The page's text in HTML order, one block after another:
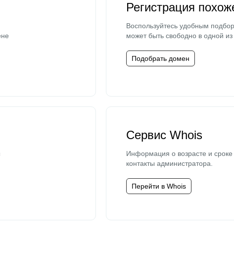
Регистрация
Воспользуйтесь удобным
может быть свободно в одной
Подобрать домен
Сервис Whois
Информация о возрасте и сроке
контакты администратора.
Перейти в Whois